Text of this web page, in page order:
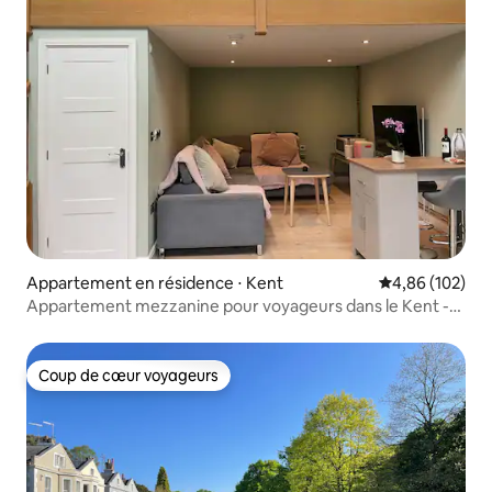
Appartement en résidence ⋅ Kent Évaluation
4,86 (102)
Appartement mezzanine pour voyageurs dans le Kent -
Coup de cœur voyageurs
Coup de cœur voyageurs